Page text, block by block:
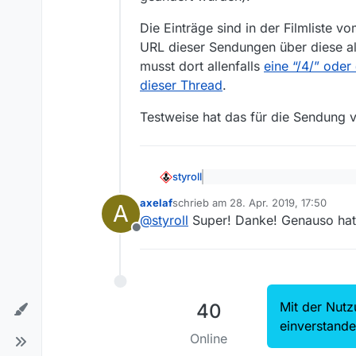
Die Einträge sind in der Filmliste
URL dieser Sendungen über diese
musst dort allenfalls eine “/4/” oder
dieser Thread.
Testweise hat das für die Sendung
styroll
MediathekViewWeb noch
Der Download
Die Einträge verschwanden
wurden).
A
Offline
axelafschrieb am 28. Apr. 2019, 17:50
zuletzt editiert von
@styroll Super! Danke! Genauso
40
Online
Mit der